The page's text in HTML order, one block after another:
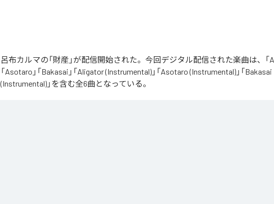
呂布カルマの「財産」が配信開始された。今回デジタル配信された楽曲は、「
「Asotaro」「Bakasai」「Aligator (Instrumental)」「Asotaro (Instrumental)」「Bakasai
(Instrumental)」を含む全6曲となっている。